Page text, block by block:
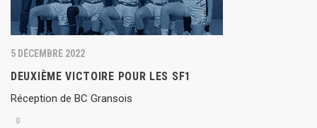
5 DÉCEMBRE 2022
DEUXIÈME VICTOIRE POUR LES SF1
Réception de BC Gransois
0